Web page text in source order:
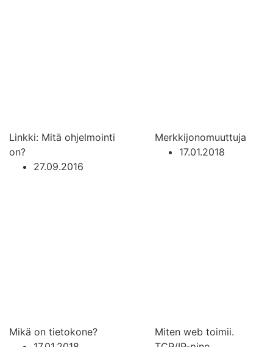
Linkki: Mitä ohjelmointi
on?
27.09.2016
Merkkijonomuuttuja
17.01.2018
Mikä on tietokone?
Miten web toimii.